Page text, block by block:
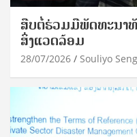
ສືບຕໍ່ຮ່ວມມືພັດທະນາ
ສິ່ງແວດລ້ອມ
28/07/2026 Souliyo